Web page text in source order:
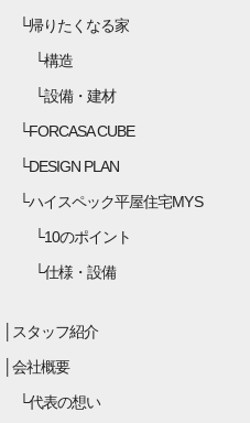
帰りたくなる家
構造
設備・建材
FORCASA CUBE
DESIGN PLAN
ハイスペック平屋住宅MYS
10のポイント
仕様・設備
スタッフ紹介
会社概要
代表の想い